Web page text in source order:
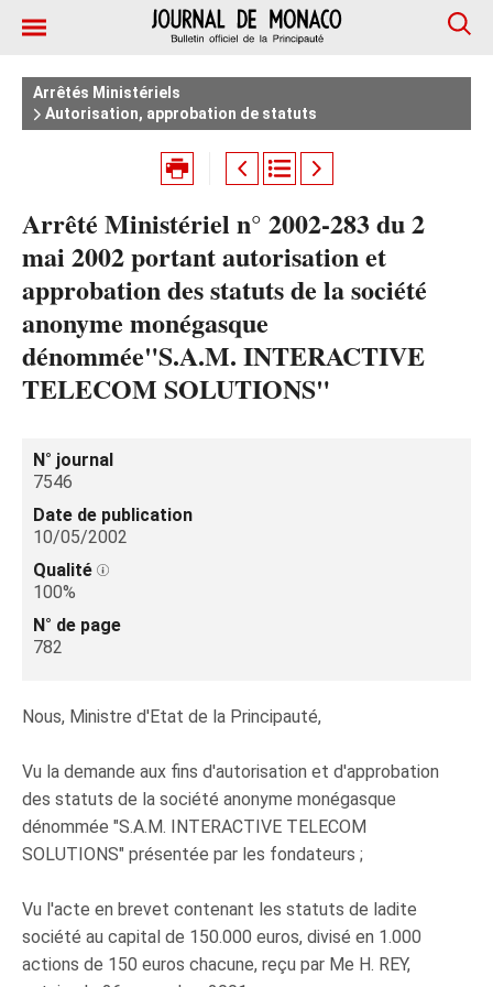
Arrêtés Ministériels
Autorisation, approbation de statuts
Arrêté Ministériel n° 2002-283 du 2
mai 2002 portant autorisation et
approbation des statuts de la société
anonyme monégasque
dénommée"S.A.M. INTERACTIVE
TELECOM SOLUTIONS"
N° journal
7546
Date de publication
10/05/2002
Qualité
100%
N° de page
782
Nous, Ministre d'Etat de la Principauté,
Vu la demande aux fins d'autorisation et d'approbation
des statuts de la société anonyme monégasque
dénommée "S.A.M. INTERACTIVE TELECOM
SOLUTIONS" présentée par les fondateurs ;
Vu l'acte en brevet contenant les statuts de ladite
société au capital de 150.000 euros, divisé en 1.000
actions de 150 euros chacune, reçu par Me H. REY,